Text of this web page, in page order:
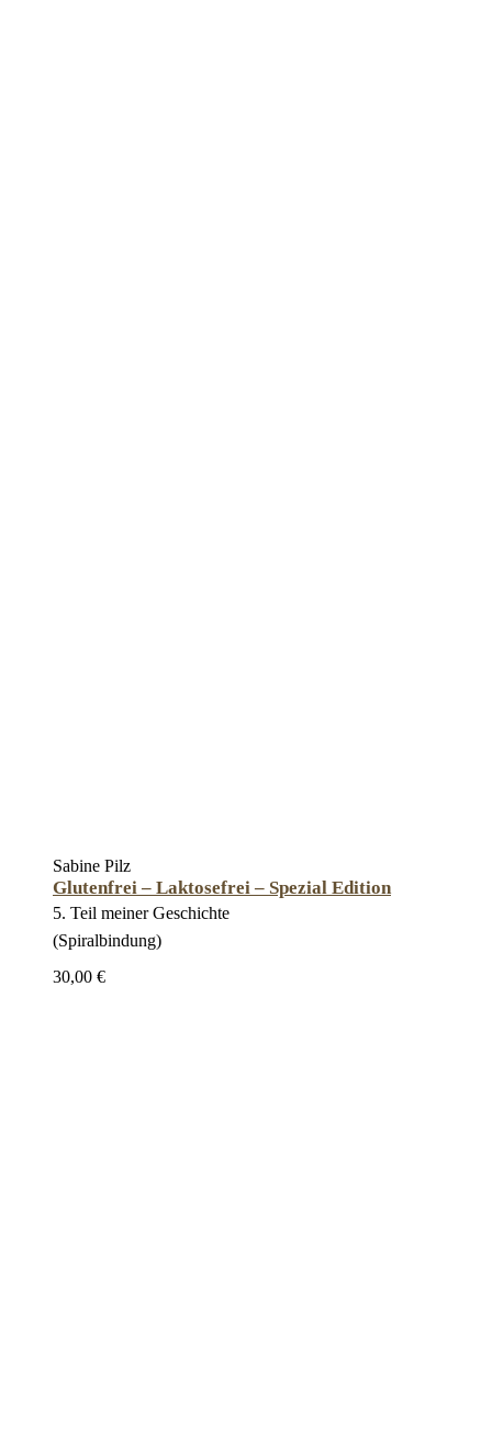
Sabine Pilz
Glutenfrei – Laktosefrei – Spezial Edition
5. Teil meiner Geschichte
(Spiralbindung)
30,00 €